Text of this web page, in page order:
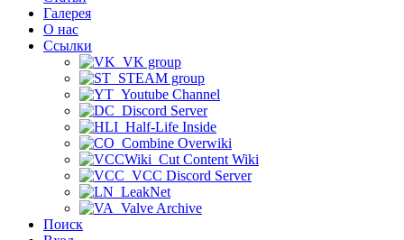
Галерея
О нас
Ссылки
VK group
STEAM group
Youtube Channel
Discord Server
Half-Life Inside
Combine Overwiki
Cut Content Wiki
VCC Discord Server
LeakNet
Valve Archive
Поиск